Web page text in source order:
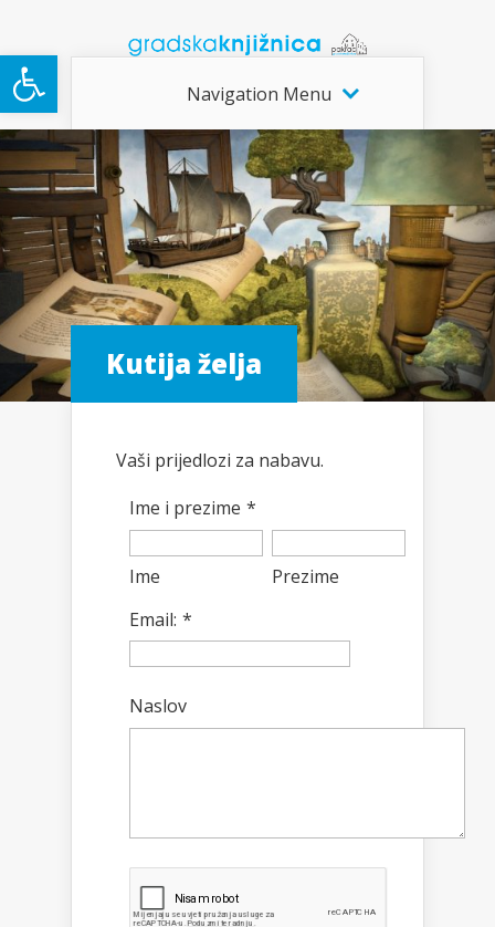
Open toolbar
Navigation Menu
Kutija želja
Vaši prijedlozi za nabavu.
Ime i prezime *
Ime
Prezime
Email: *
Naslov